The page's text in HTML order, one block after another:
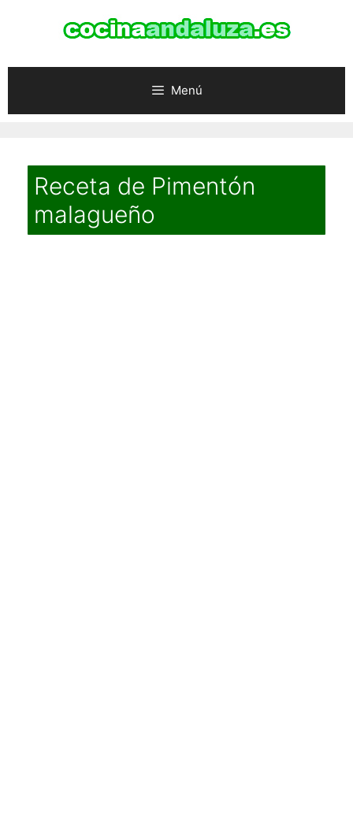
Menú
Receta de Pimentón
malagueño